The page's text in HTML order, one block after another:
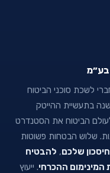
לשכת סוכני הביטוח
נוסדה ע״י זאב יופה לאחר 40+ שנה בתעשיית ההייטק
הביטוח את הסטנדרט
שלוש הבטחות פשוטות
שלכם, להבטיח
ההכרחי. ייעוץ